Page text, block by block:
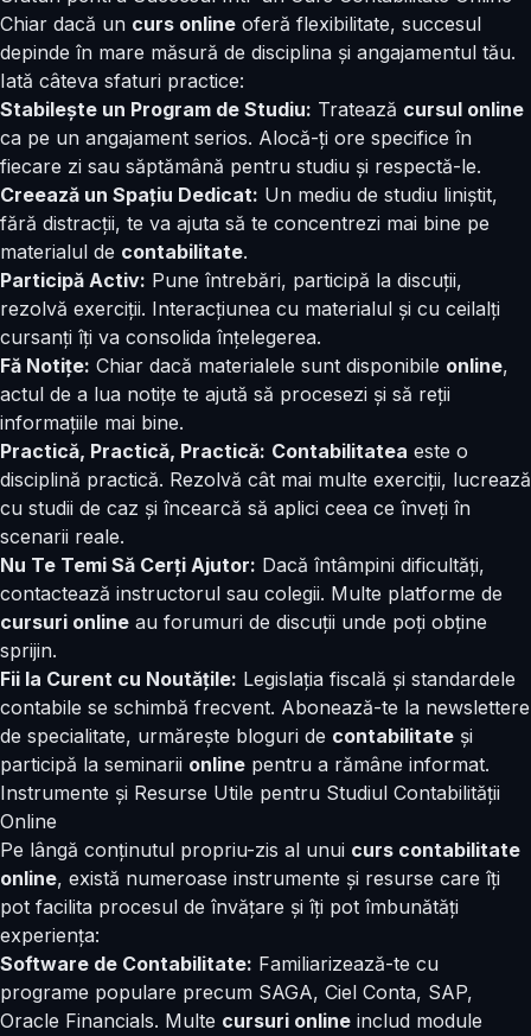
Chiar dacă un curs online oferă flexibilitate, succesul
depinde în mare măsură de disciplina și angajamentul tău.
Iată câteva sfaturi practice:
Stabilește un Program de Studiu: Tratează cursul online
ca pe un angajament serios. Alocă-ți ore specifice în
fiecare zi sau săptămână pentru studiu și respectă-le.
Creează un Spațiu Dedicat: Un mediu de studiu liniștit,
fără distracții, te va ajuta să te concentrezi mai bine pe
materialul de contabilitate.
Participă Activ: Pune întrebări, participă la discuții,
rezolvă exerciții. Interacțiunea cu materialul și cu ceilalți
cursanți îți va consolida înțelegerea.
Fă Notițe: Chiar dacă materialele sunt disponibile online,
actul de a lua notițe te ajută să procesezi și să reții
informațiile mai bine.
Practică, Practică, Practică: Contabilitatea este o
disciplină practică. Rezolvă cât mai multe exerciții, lucrează
cu studii de caz și încearcă să aplici ceea ce înveți în
scenarii reale.
Nu Te Temi Să Cerți Ajutor: Dacă întâmpini dificultăți,
contactează instructorul sau colegii. Multe platforme de
cursuri online au forumuri de discuții unde poți obține
sprijin.
Fii la Curent cu Noutățile: Legislația fiscală și standardele
contabile se schimbă frecvent. Abonează-te la newslettere
de specialitate, urmărește bloguri de contabilitate și
participă la seminarii online pentru a rămâne informat.
Instrumente și Resurse Utile pentru Studiul Contabilității
Online
Pe lângă conținutul propriu-zis al unui curs contabilitate
online, există numeroase instrumente și resurse care îți
pot facilita procesul de învățare și îți pot îmbunătăți
experiența:
Software de Contabilitate: Familiarizează-te cu
programe populare precum SAGA, Ciel Conta, SAP,
Oracle Financials. Multe cursuri online includ module